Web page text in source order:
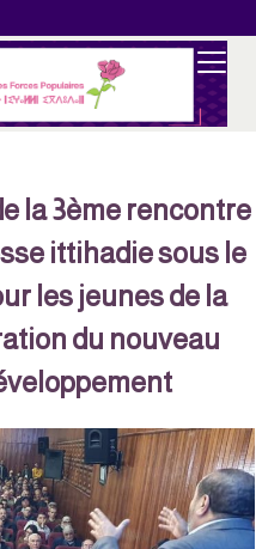
la 3ème rencontre
ittihadie sous le
les jeunes de la
du nouveau
? »